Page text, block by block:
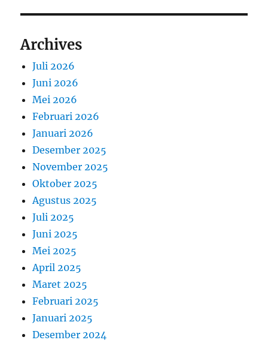
Archives
Juli 2026
Juni 2026
Mei 2026
Februari 2026
Januari 2026
Desember 2025
November 2025
Oktober 2025
Agustus 2025
Juli 2025
Juni 2025
Mei 2025
April 2025
Maret 2025
Februari 2025
Januari 2025
Desember 2024